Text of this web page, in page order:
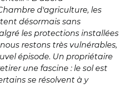
d'agriculture, les
désormais sans
les protections installées
restons très vulnérables,
épisode. Un propriétaire
une fascine : le sol est
se résolvent à y